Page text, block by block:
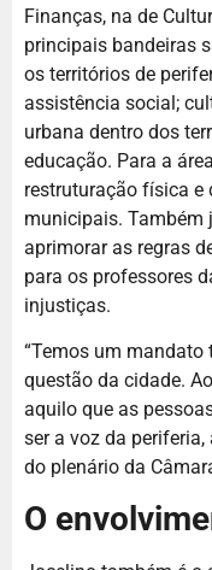
Finanças, na de
principais bandeiras
os territórios de
assistência social;
urbana dentro dos
educação. Para a
restruturação física e
municipais. Também
aprimorar as regras
para os professores
injustiças.
“Temos um
questão da cidade.
aquilo que as
ser a voz da
do plenário da
O